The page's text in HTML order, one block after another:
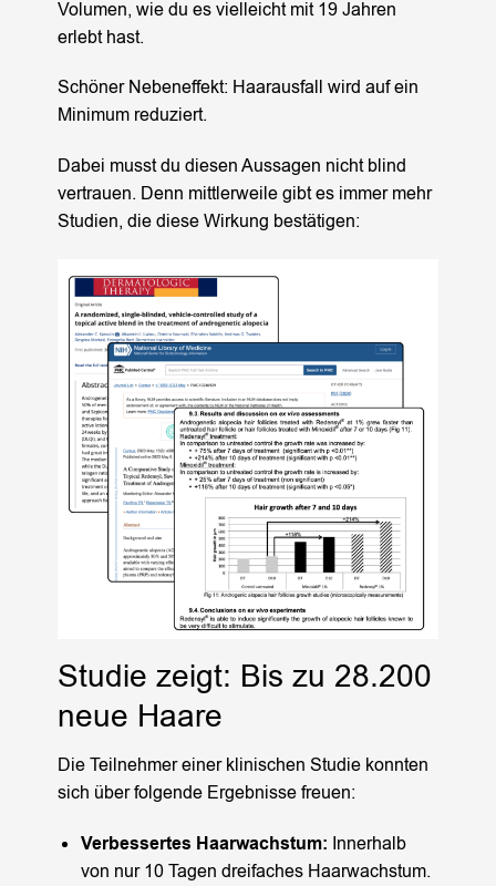
Volumen, wie du es vielleicht mit 19 Jahren
erlebt hast.
Schöner Nebeneffekt: Haarausfall wird auf ein
Minimum reduziert.
Dabei musst du diesen Aussagen nicht blind
vertrauen. Denn mittlerweile gibt es immer mehr
Studien, die diese Wirkung bestätigen:
Studie zeigt: Bis zu 28.200
neue Haare
Die Teilnehmer einer klinischen Studie konnten
sich über folgende Ergebnisse freuen:
Verbessertes Haarwachstum: Innerhalb
von nur 10 Tagen dreifaches Haarwachstum.